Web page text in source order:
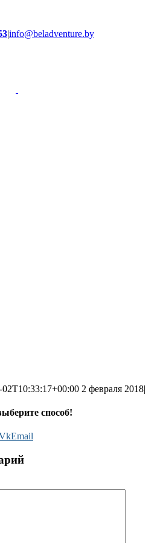
|info@beladventure.by
02T10:33:17+00:00 2 февраля 2018|
способ!
Email